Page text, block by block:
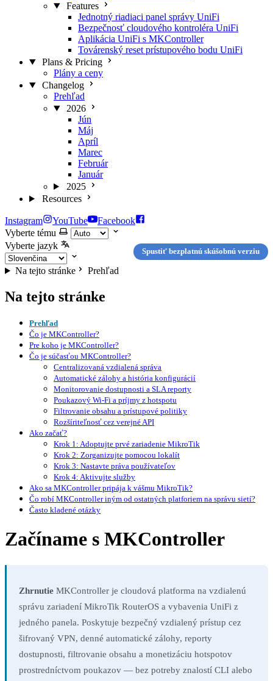
Features
Jednotný riadiaci panel správy UniFi
Bezpečnosť cloudového kontroléra UniFi
Aplikácia UniFi s MKController
Továrenský reset prístupového bodu UniFi
Plans & Pricing
Plány a ceny
Changelog
Prehľad
2026
Jún
Máj
Apríl
Marec
Február
Január
2025
Resources
Instagram YouTube
Facebook
Vyberte tému
Vyberte jazyk
Spustiť bezplatnú skúšobnú verziu
Na tejto stránke Prehľad
Na tejto stránke
Prehľad
Čo je MKController?
Pre koho je MKController?
Čo je súčasťou MKController?
Centralizovaná vzdialená správa
Automatické zálohy a história konfigurácií
Monitorovanie dostupnosti a SLA reporty
Poukazový Wi-Fi a príjmy z hotspotu
Filtrovanie obsahu a prístupové politiky
Rozšíriteľnosť cez verejné API
Ako začať?
Krok 1: Adoptujte prvé zariadenie MikroTik
Krok 2: Zorganizujte pomocou lokalít
Krok 3: Nastavte práva používateľov
Krok 4: Aktivujte služby
Ako sa MKController pripája k vášmu MikroTik?
Čo robí MKController iným od ostatných platforiem na správu sietí?
Často kladené otázky
Začíname s MKController
Zhrnutie MKController je cloudová platforma na vzdialenú
správu zariadení MikroTik RouterOS a vybavenia UniFi z
jedného panela. Poskytuje bezpečný vzdialený prístup cez
šifrovaný VPN, denné automatické zálohy, reporty
dostupnosti, filtrovanie obsahu a monetizáciu hotspotov
prostredníctvom poukazov — bez potreby znalostí CLI alebo